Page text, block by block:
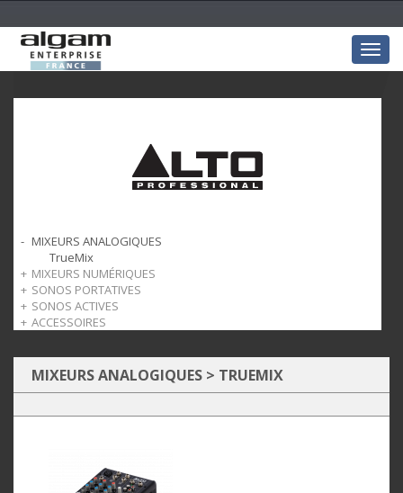
MIXEURS ANALOGIQUES
TrueMix
MIXEURS NUMÉRIQUES
TMD
SONOS PORTATIVES
Busker
Uber
SONOS ACTIVES
TX
ACCESSOIRES
Sans fil
MIXEURS ANALOGIQUES > TRUEMIX